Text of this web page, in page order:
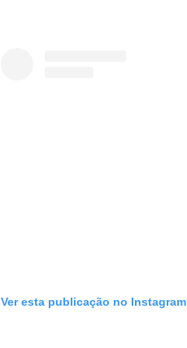
Ver esta publicação no Instagram